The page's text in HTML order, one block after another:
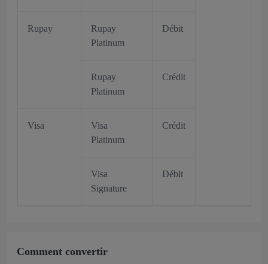
Rupay
Rupay
Platinum
Débit
Rupay
Platinum
Crédit
Visa
Visa
Platinum
Crédit
Visa
Signature
Débit
Comment convertir